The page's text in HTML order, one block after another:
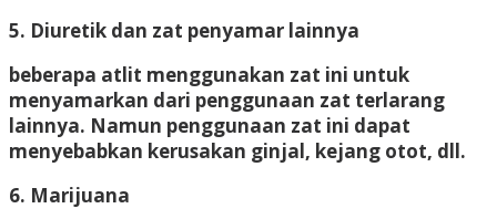
5. Diuretik dan zat penyamar lainnya
beberapa atlit menggunakan zat ini untuk
menyamarkan dari penggunaan zat terlarang
lainnya. Namun penggunaan zat ini dapat
menyebabkan kerusakan ginjal, kejang otot, dll.
6. Marijuana